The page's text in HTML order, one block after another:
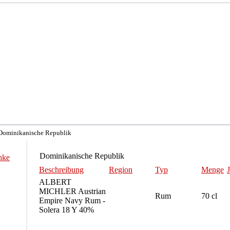
Republik
Dominikanische Republik
Beschreibung
Region Typ Menge
ALBERT
MICHLER Austrian
Empire Navy Rum -
Solera 18 Y 40%
Rum 70 cl